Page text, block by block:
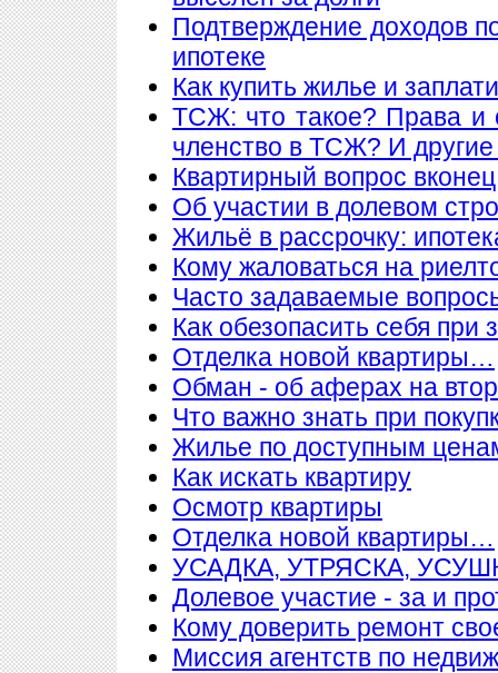
Подтверждение доходов
ипотеке
Как купить жилье и
ТСЖ: что такое? Права и
членство в ТСЖ? И
Квартирный вопрос
Об участии в долевом
Жильё в рассрочку:
Кому жаловаться на
Часто задаваемые
Как обезопасить себя при
Отделка новой квартиры…
Обман - об аферах на
Что важно знать при
Жилье по доступным
Как искать квартиру
Осмотр квартиры
Отделка новой квартиры…
УСАДКА, УТРЯСКА,
Долевое участие - за и
Кому доверить ремонт
Миссия агентств по